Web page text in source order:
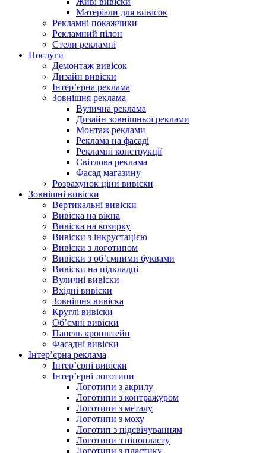
Матеріали для вивісок
Рекламні покажчики
Рекламний пілон
Стели рекламні
Послуги
Демонтаж вивісок
Дизайн вивіски
Інтер’єрна реклама
Зовнішня реклама
Вулична реклама
Дизайн зовнішньої реклами
Монтаж реклами
Реклама на фасаді
Рекламні конструкції
Світлова реклама
Фасад магазину
Розрахунок ціни вивіски
Зовнішні вивіски
Вертикальні вивіски
Вивіска на вікна
Вивіска на козирку
Вивіски з інкрустацією
Вивіски з логотипом
Вивіски з об’ємними буквами
Вивіски на підкладці
Вуличні вивіски
Вхідні вивіски
Зовнішня вивіска
Круглі вивіски
Об’ємні вивіски
Панель кронштейн
Фасадні вивіски
Інтер’єрна реклама
Інтер’єрні вивіски
Інтер’єрні логотипи
Логотипи з акрилу
Логотипи з контражуром
Логотипи з металу
Логотипи з моху
Логотип з підсвічуванням
Логотипи з пінопласту
Логотипи з пластику